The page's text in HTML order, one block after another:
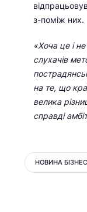
з-поміж них.
«Хоча це і
слухачів
на те, що
велика
справді
НОВИНА